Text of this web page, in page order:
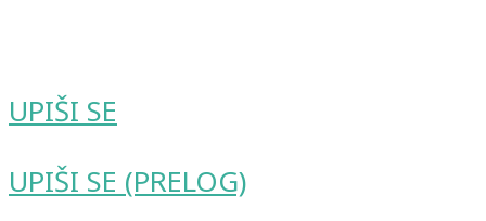
UPIŠI SE
UPIŠI SE (PRELOG)